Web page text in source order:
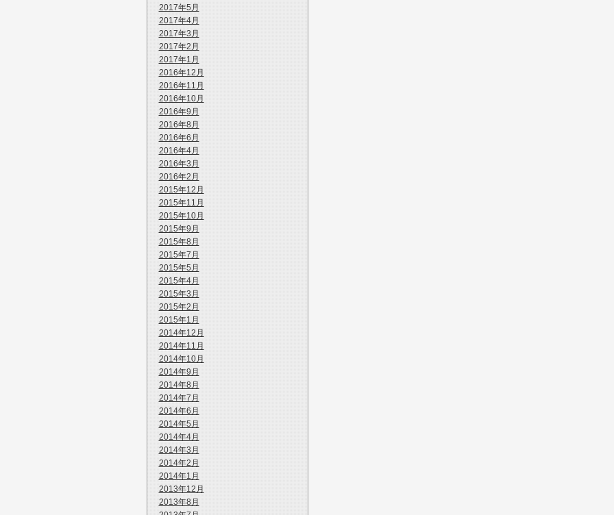
2017年5月
2017年4月
2017年3月
2017年2月
2017年1月
2016年12月
2016年11月
2016年10月
2016年9月
2016年8月
2016年6月
2016年4月
2016年3月
2016年2月
2015年12月
2015年11月
2015年10月
2015年9月
2015年8月
2015年7月
2015年5月
2015年4月
2015年3月
2015年2月
2015年1月
2014年12月
2014年11月
2014年10月
2014年9月
2014年8月
2014年7月
2014年6月
2014年5月
2014年4月
2014年3月
2014年2月
2014年1月
2013年12月
2013年8月